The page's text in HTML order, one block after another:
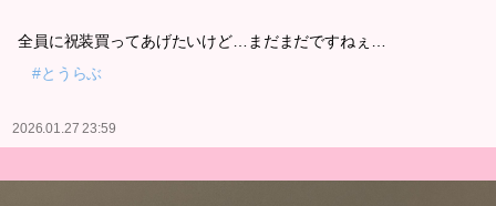
全員に祝装買ってあげたいけど…まだまだですねぇ…
#とうらぶ
2026.01.27 23:59